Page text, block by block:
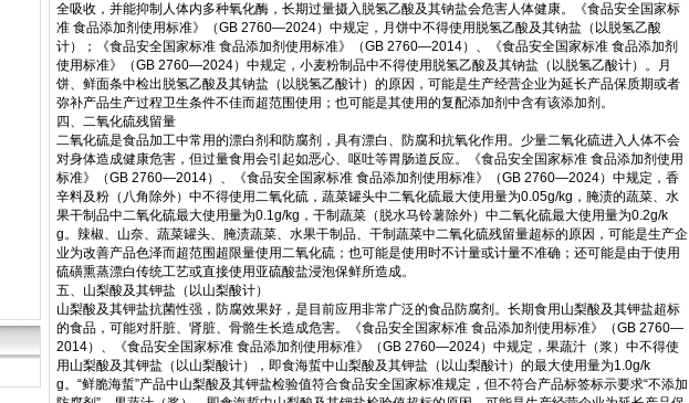
全吸收，并能抑制人体内多种氧化酶，长期过量摄入脱氢乙酸及其钠盐会危害人体健康。《食品安全国家标
准 食品添加剂使用标准》（GB 2760—2024）中规定，月饼中不得使用脱氢乙酸及其钠盐（以脱氢乙酸
计）；《食品安全国家标准 食品添加剂使用标准》（GB 2760—2014）、《食品安全国家标准 食品添加剂
使用标准》（GB 2760—2024）中规定，小麦粉制品中不得使用脱氢乙酸及其钠盐（以脱氢乙酸计）。月
饼、鲜面条中检出脱氢乙酸及其钠盐（以脱氢乙酸计）的原因，可能是生产经营企业为延长产品保质期或者
弥补产品生产过程卫生条件不佳而超范围使用；也可能是其使用的复配添加剂中含有该添加剂。
四、二氧化硫残留量
二氧化硫是食品加工中常用的漂白剂和防腐剂，具有漂白、防腐和抗氧化作用。少量二氧化硫进入人体不会
对身体造成健康危害，但过量食用会引起如恶心、呕吐等胃肠道反应。《食品安全国家标准 食品添加剂使用
标准》（GB 2760—2014）、《食品安全国家标准 食品添加剂使用标准》（GB 2760—2024）中规定，香
辛料及粉（八角除外）中不得使用二氧化硫，蔬菜罐头中二氧化硫最大使用量为0.05g/kg，腌渍的蔬菜、水
果干制品中二氧化硫最大使用量为0.1g/kg，干制蔬菜（脱水马铃薯除外）中二氧化硫最大使用量为0.2g/k
g。辣椒、山奈、蔬菜罐头、腌渍蔬菜、水果干制品、干制蔬菜中二氧化硫残留量超标的原因，可能是生产企
业为改善产品色泽而超范围超限量使用二氧化硫；也可能是使用时不计量或计量不准确；还可能是由于使用
硫磺熏蒸漂白传统工艺或直接使用亚硫酸盐浸泡保鲜所造成。
五、山梨酸及其钾盐（以山梨酸计）
山梨酸及其钾盐抗菌性强，防腐效果好，是目前应用非常广泛的食品防腐剂。长期食用山梨酸及其钾盐超标
的食品，可能对肝脏、肾脏、骨骼生长造成危害。《食品安全国家标准 食品添加剂使用标准》（GB 2760—
2014）、《食品安全国家标准 食品添加剂使用标准》（GB 2760—2024）中规定，果蔬汁（浆）中不得使
用山梨酸及其钾盐（以山梨酸计），即食海蜇中山梨酸及其钾盐（以山梨酸计）的最大使用量为1.0g/k
g。“鲜脆海蜇”产品中山梨酸及其钾盐检验值符合食品安全国家标准规定，但不符合产品标签标示要求“不添加